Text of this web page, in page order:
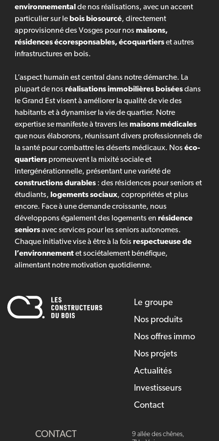
environnemental de nos réalisations, avec un accent
particulier sur le bois biosourcé, directement
approvisionné des Vosges pour nos maisons,
résidences écoresponsables, écoquartierset autres
infrastructures en bois.
L’aspect humain est central dans notre démarche. La
plupart de nos réalisations immobilières boiséesdans
le Grand Est visent à améliorer la qualité de vie des
habitants et à dynamiser la vie de quartier. Notre
expertise se manifeste à travers les maisons médicales
que nous élaborons, réunissant divers professionnels de
la santé pour combattre les déserts médicaux. Nos éco-
quartiers promeuvent la mixité sociale et
intergénérationnelle, présentant une variété de
constructions durables : des résidences pour seniors et
étudiants, logements sociaux, copropriétés et plus
encore. Face à une demande croissante, nous
développons également des logements en résidence
seniorsavec services pour les seniors autonomes.
Chaque initiative vise à être à la fois respectueuse de
l’environnementet sociétalement bénéfique,
alimentant notre motivation quotidienne.
Le groupe
Nos produits
Nos offres immo
Nos projets
Actualités
Investisseurs
Contact
CONTACT
9 allée des chênes,